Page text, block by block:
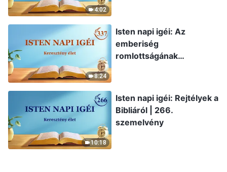
4:02
8:24
Isten napi igéi: Az
emberiség
romlottságának
10:18
Isten napi igéi: Rejtélyek a
Bibliáról | 266.
szemelvény